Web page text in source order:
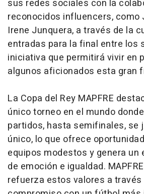
sus redes sociales con la
reconocidos influencers, como
Irene Junquera, a través de la
entradas para la final entre los
iniciativa que permitirá vivir en
algunos aficionados esta gran
La Copa del Rey MAPFRE
único torneo en el mundo
partidos, hasta semifinales, se
único, lo que ofrece
equipos modestos y genera
de emoción e igualdad.
refuerza estos valores a través